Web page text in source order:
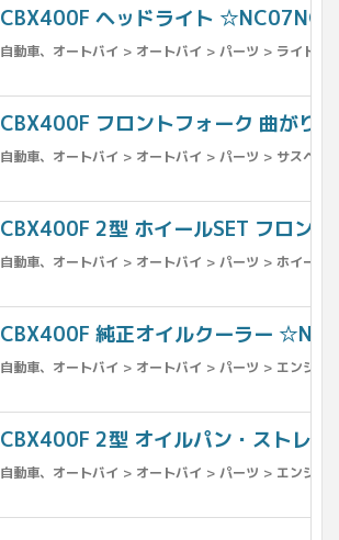
CBX400F ヘッドライト
自動車、オートバイ > オートバイ > パーツ > ライト
CBX400F フロントフォーク 曲が
自動車、オートバイ > オートバイ > パーツ > サスペン
CBX400F 2型 ホイールSET フロン
自動車、オートバイ > オートバイ > パーツ > ホイール
CBX400F 純正オイルクーラー
自動車、オートバイ > オートバイ > パーツ > エンジン
CBX400F 2型 オイルパン・ストレ
自動車、オートバイ > オートバイ > パーツ > エンジン